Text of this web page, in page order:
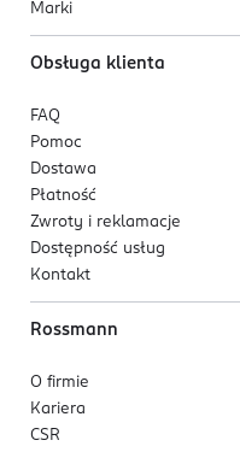
Marki
Obsługa klienta
FAQ
Pomoc
Dostawa
Płatność
Zwroty i reklamacje
Dostępność usług
Kontakt
Rossmann
O firmie
Kariera
CSR